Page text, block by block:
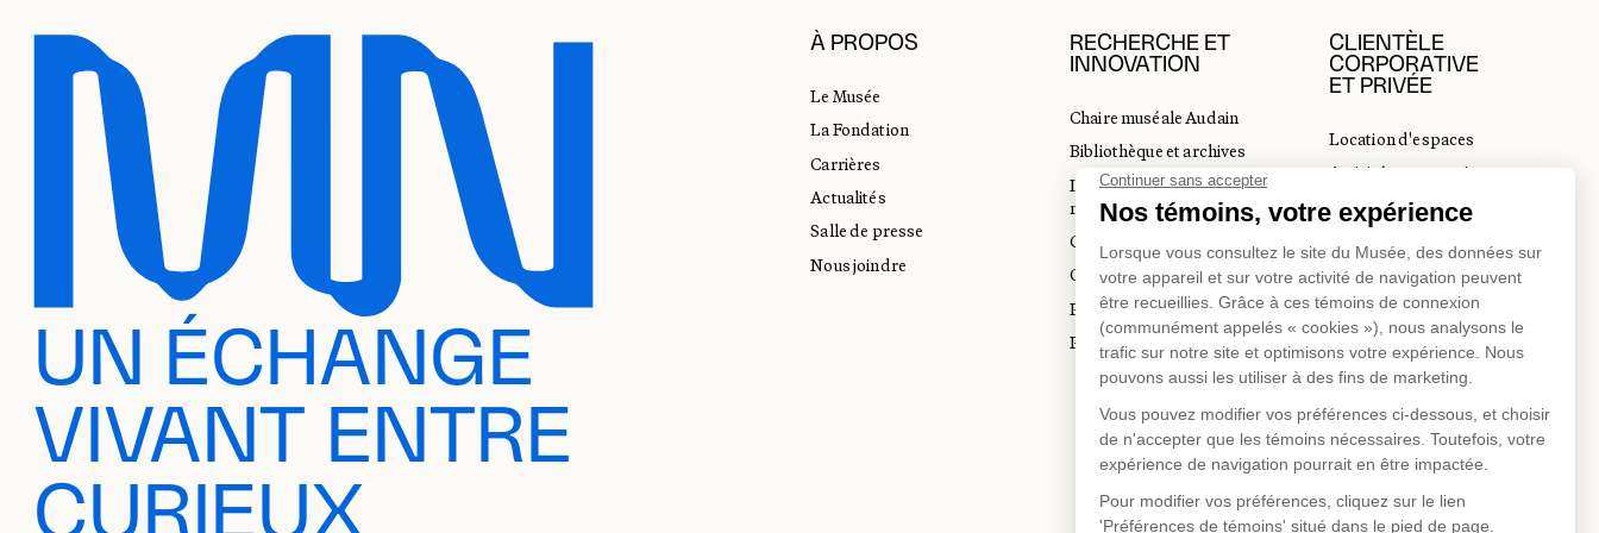
UN ÉCHANGE
VIVANT ENTRE
CURIEUX
À PROPOS
Le Musée
La Fondation
Carrières
Actualités
Salle de presse
Nous joindre
RECHERCHE ET
INNOVATION
Chaire muséale Audain
Bibliothèque et archives
Incubateur d’innovations
muséales
Guide de numérisation 3D
Commandes d'images
Prix en art actuel
Prix Lynne-Cohen
CLIENTÈLE
CORPORATIVE
ET PRIVÉE
Location d'espaces
Activités corporatives
Location d'œuvres
du tourisme